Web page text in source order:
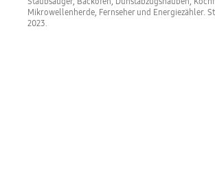
Mikrowellenherde, Fernseher und Energiezähler.
2023.